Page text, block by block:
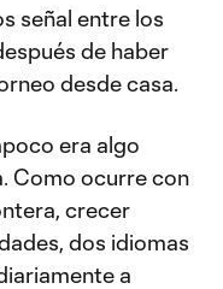
señal entre los
de haber
desde casa.
era algo
Como ocurre con
crecer
dos idiomas
a